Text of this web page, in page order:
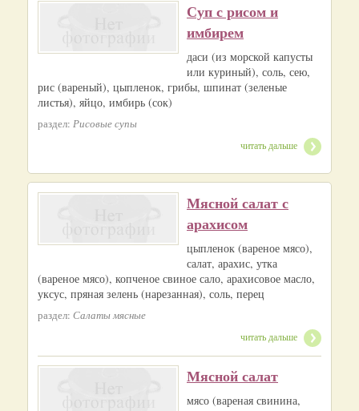
Суп с рисом и
имбирем
даси (из морской капусты
или куриный), соль, сею,
рис (вареный), цыпленок, грибы, шпинат (зеленые
листья), яйцо, имбирь (сок)
раздел: Рисовые супы
читать дальше
Мясной салат с
арахисом
цыпленок (вареное мясо),
салат, арахис, утка
(вареное мясо), копченое свиное сало, арахисовое масло,
уксус, пряная зелень (нарезанная), соль, перец
раздел: Салаты мясные
читать дальше
Мясной салат
мясо (вареная свинина,